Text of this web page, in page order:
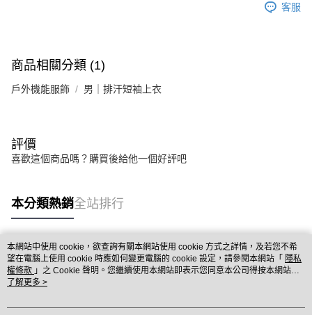
客服
商品相關分類 (1)
戶外機能服飾 男｜排汗短袖上衣
評價
喜歡這個商品嗎？購買後給他一個好評吧
本分類熱銷全站排行
熱門標籤
本網站中使用 cookie，欲查詢有關本網站使用 cookie 方式之詳情，及若您不希
望在電腦上使用 cookie 時應如何變更電腦的 cookie 設定，請參閱本網站「 隱私
權條款 」之 Cookie 聲明。您繼續使用本網站即表示您同意本公司得按本網站使
用條款之 Cookie 聲明使用 cookie。
了解更多 >